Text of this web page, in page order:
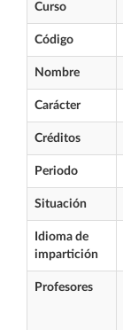
Curso
Código
Nombre
Carácter
Créditos
Periodo
Situación
Idioma de
impartición
Profesores